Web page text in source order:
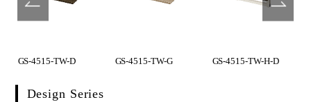
GS-4515-TW-D GS-4515-TW-G GS-4515-TW-H-D
Design Series